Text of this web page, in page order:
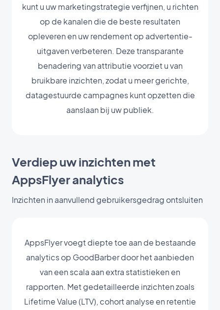
kunt u uw marketingstrategie verfijnen, u richten
op de kanalen die de beste resultaten
opleveren en uw rendement op advertentie-
uitgaven verbeteren. Deze transparante
benadering van attributie voorziet u van
bruikbare inzichten, zodat u meer gerichte,
datagestuurde campagnes kunt opzetten die
aanslaan bij uw publiek.
Verdiep uw inzichten met
AppsFlyer analytics
Inzichten in aanvullend gebruikersgedrag ontsluiten
AppsFlyer voegt diepte toe aan de bestaande
analytics op GoodBarber door het aanbieden
van een scala aan extra statistieken en
rapporten. Met gedetailleerde inzichten zoals
Lifetime Value (LTV), cohort analyse en retentie